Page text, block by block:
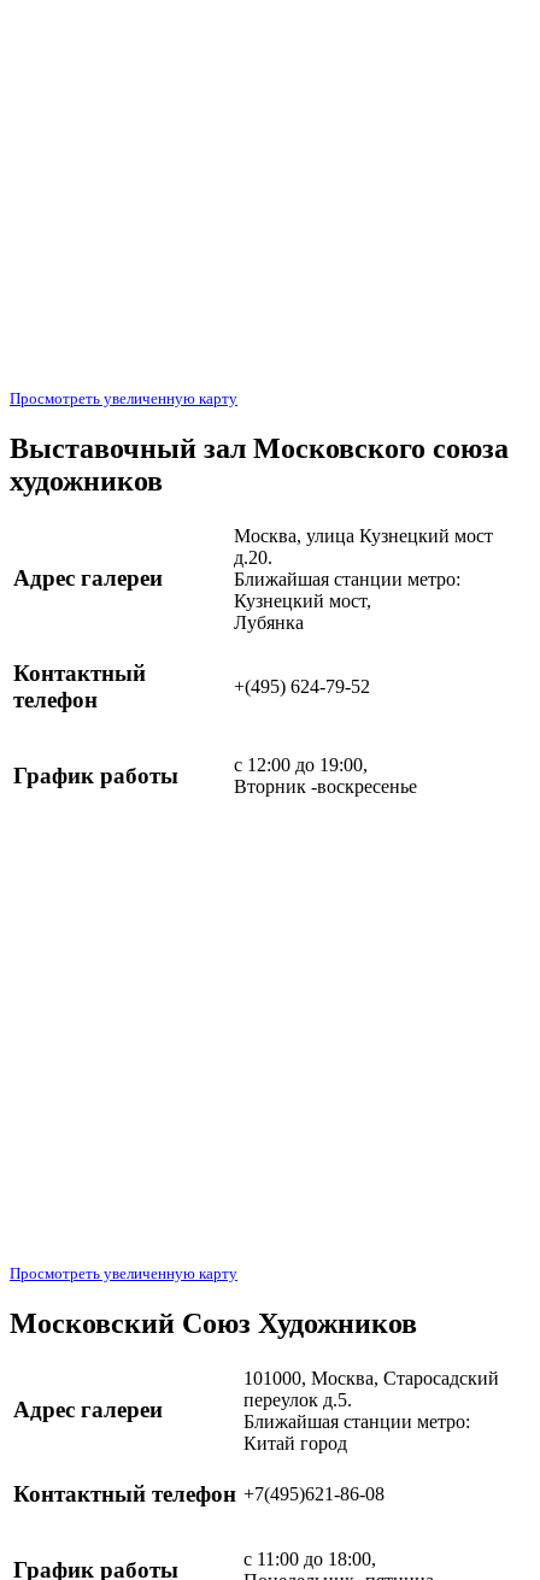
Просмотреть увеличенную карту
Выставочный зал Московского союза
художников
Адрес галереи
Москва, улица Кузнецкий мост
д.20.
Ближайшая станции метро:
Кузнецкий мост,
Лубянка
Контактный
телефон
+(495) 624-79-52
График работы
с 12:00 до 19:00,
Вторник -воскресенье
Просмотреть увеличенную карту
Московский Союз Художников
Адрес галереи
101000, Москва, Старосадский
переулок д.5.
Ближайшая станции метро:
Китай город
Контактный телефон +7(495)621-86-08
График работы
с 11:00 до 18:00,